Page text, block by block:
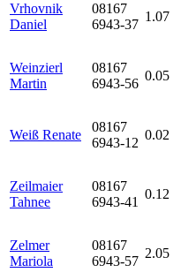
Vrhovnik
Daniel
08167
6943-37
1.07
Weinzierl
Martin
08167
6943-56
0.05
Weiß Renate
08167
6943-12
0.02
Zeilmaier
Tahnee
08167
6943-41
0.12
Zelmer
Mariola
08167
6943-57
2.05